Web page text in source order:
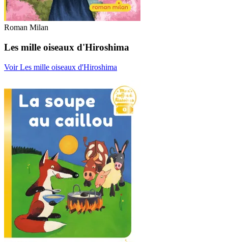
Roman Milan
Les mille oiseaux d'Hiroshima
Voir Les mille oiseaux d'Hiroshima